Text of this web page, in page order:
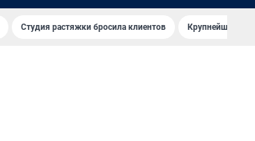
Студия растяжки бросила клиентов Крупнейшие